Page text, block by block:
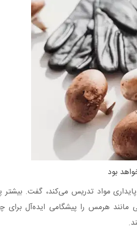
بود
پایداری مواد تدریس می‌کند، گفت.
هرمس را پیشگامی ایده‌آل برای